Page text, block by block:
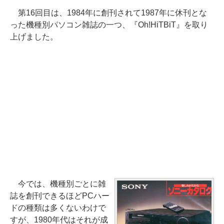
第16回目は、1984年に創刊されて1987年に休刊とな
った機種別パソコン雑誌の一つ、『Oh!HiTBiT』を取り
上げました。
今では、機種別ごとに雑
誌を創刊できるほどPCハー
ドの種類は多くないわけで
すが、1980年代はそれが成